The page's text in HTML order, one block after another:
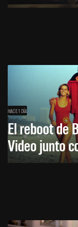
HACE 1 DÍA
El reboot de
Video junto